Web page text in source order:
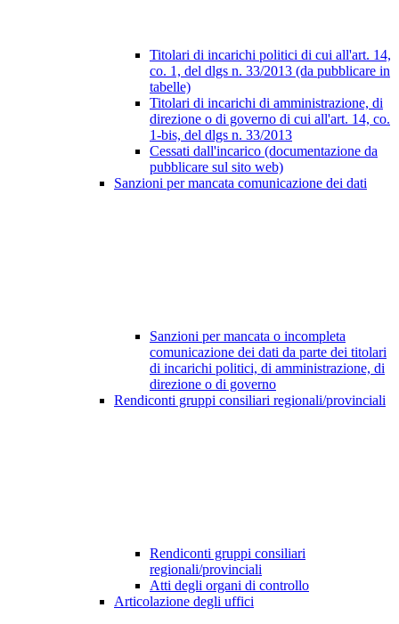
Titolari di incarichi politici di cui all'art. 14,
co. 1, del dlgs n. 33/2013 (da pubblicare in
tabelle)
Titolari di incarichi di amministrazione, di
direzione o di governo di cui all'art. 14, co.
1-bis, del dlgs n. 33/2013
Cessati dall'incarico (documentazione da
pubblicare sul sito web)
Sanzioni per mancata comunicazione dei dati
Sanzioni per mancata o incompleta
comunicazione dei dati da parte dei titolari
di incarichi politici, di amministrazione, di
direzione o di governo
Rendiconti gruppi consiliari regionali/provinciali
Rendiconti gruppi consiliari
regionali/provinciali
Atti degli organi di controllo
Articolazione degli uffici